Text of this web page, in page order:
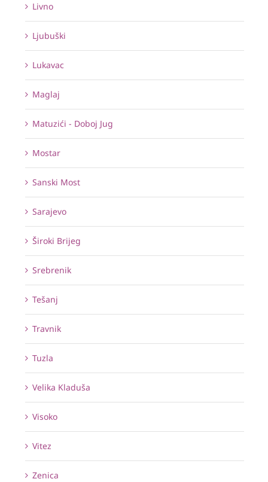
Livno
Ljubuški
Lukavac
Maglaj
Matuzići - Doboj Jug
Mostar
Sanski Most
Sarajevo
Široki Brijeg
Srebrenik
Tešanj
Travnik
Tuzla
Velika Kladuša
Visoko
Vitez
Zenica